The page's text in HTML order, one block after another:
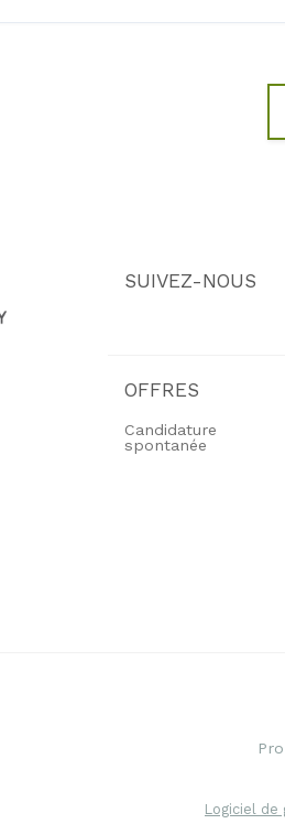
SUIVEZ-NOUS
OFFRES
Candidature
spontanée
Logiciel